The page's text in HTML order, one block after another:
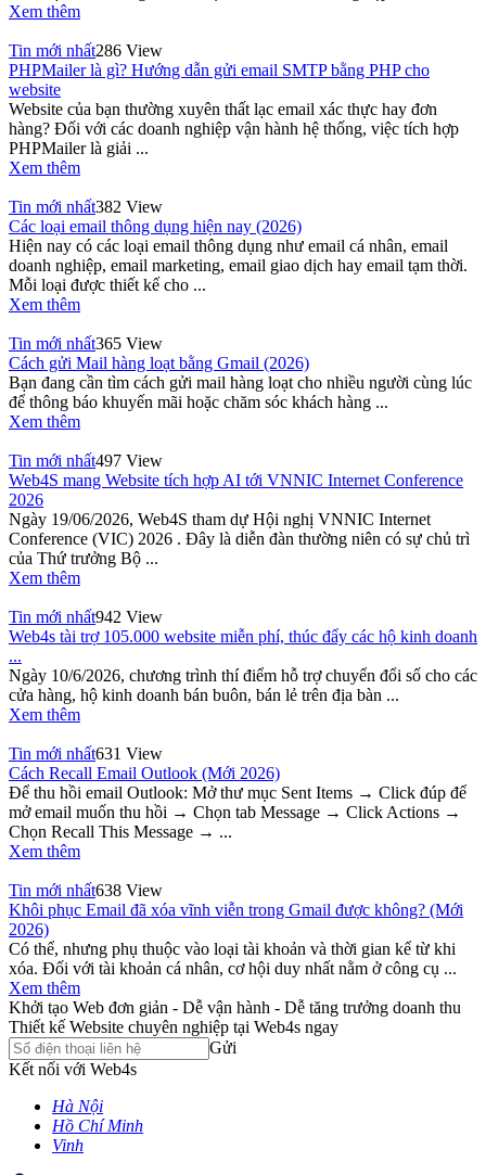
Xem thêm
Tin mới nhất286 View
PHPMailer là gì? Hướng dẫn gửi email SMTP bằng PHP cho
website
Website của bạn thường xuyên thất lạc email xác thực hay đơn
hàng? Đối với các doanh nghiệp vận hành hệ thống, việc tích hợp
PHPMailer là giải ...
Xem thêm
Tin mới nhất382 View
Các loại email thông dụng hiện nay (2026)
Hiện nay có các loại email thông dụng như email cá nhân, email
doanh nghiệp, email marketing, email giao dịch hay email tạm thời.
Mỗi loại được thiết kế cho ...
Xem thêm
Tin mới nhất365 View
Cách gửi Mail hàng loạt bằng Gmail (2026)
Bạn đang cần tìm cách gửi mail hàng loạt cho nhiều người cùng lúc
để thông báo khuyến mãi hoặc chăm sóc khách hàng ...
Xem thêm
Tin mới nhất497 View
Web4S mang Website tích hợp AI tới VNNIC Internet Conference
2026
Ngày 19/06/2026, Web4S tham dự Hội nghị VNNIC Internet
Conference (VIC) 2026 . Đây là diễn đàn thường niên có sự chủ trì
của Thứ trưởng Bộ ...
Xem thêm
Tin mới nhất942 View
Web4s tài trợ 105.000 website miễn phí, thúc đẩy các hộ kinh doanh
...
Ngày 10/6/2026, chương trình thí điểm hỗ trợ chuyển đổi số cho các
cửa hàng, hộ kinh doanh bán buôn, bán lẻ trên địa bàn ...
Xem thêm
Tin mới nhất631 View
Cách Recall Email Outlook (Mới 2026)
Để thu hồi email Outlook: Mở thư mục Sent Items → Click đúp để
mở email muốn thu hồi → Chọn tab Message → Click Actions →
Chọn Recall This Message → ...
Xem thêm
Tin mới nhất638 View
Khôi phục Email đã xóa vĩnh viễn trong Gmail được không? (Mới
2026)
Có thể, nhưng phụ thuộc vào loại tài khoản và thời gian kể từ khi
xóa. Đối với tài khoản cá nhân, cơ hội duy nhất nằm ở công cụ ...
Xem thêm
Khởi tạo Web đơn giản - Dễ vận hành - Dễ tăng trưởng doanh thu
Thiết kế Website chuyên nghiệp tại Web4s ngay
Gửi
Kết nối với Web4s
Hà Nội
Hồ Chí Minh
Vinh